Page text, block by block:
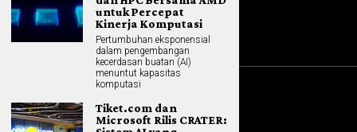
©2026All rights reserved. Hybrid.co.id
untuk Percepat
Kinerja Komputasi
Pertumbuhan eksponensial
dalam pengembangan
kecerdasan buatan (AI)
menuntut kapasitas
komputasi
Tiket.com dan
Microsoft Rilis CRATER: